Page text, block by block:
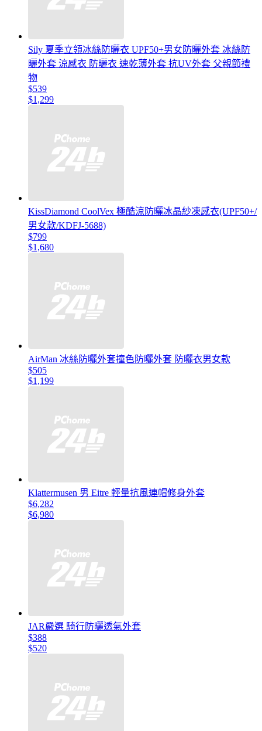
Sily 夏季立領冰絲防曬衣 UPF50+男女防曬外套 冰絲防
曬外套 涼感衣 防曬衣 速乾薄外套 抗UV外套 父親節禮
物
$539
$1,299
KissDiamond CoolVex 極酷涼防曬冰晶紗凍感衣(UPF50+/
男女款/KDFJ-5688)
$799
$1,680
AirMan 冰絲防曬外套撞色防曬外套 防曬衣男女款
$505
$1,199
Klattermusen 男 Eitre 輕量抗風連帽修身外套
$6,282
$6,980
JAR嚴選 騎行防曬透氣外套
$388
$520